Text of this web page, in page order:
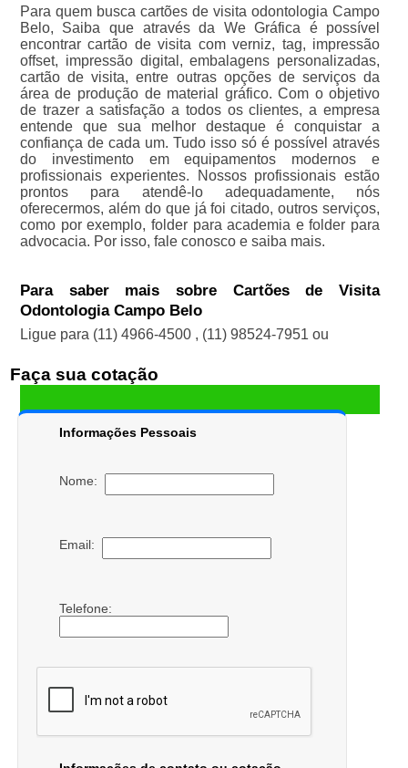
Para quem busca cartões de visita odontologia Campo
Belo, Saiba que através da We Gráfica é possível
encontrar cartão de visita com verniz, tag, impressão
offset, impressão digital, embalagens personalizadas,
cartão de visita, entre outras opções de serviços da
área de produção de material gráfico. Com o objetivo
de trazer a satisfação a todos os clientes, a empresa
entende que sua melhor destaque é conquistar a
confiança de cada um. Tudo isso só é possível através
do investimento em equipamentos modernos e
profissionais experientes. Nossos profissionais estão
prontos para atendê-lo adequadamente, nós
oferecermos, além do que já foi citado, outros serviços,
como por exemplo, folder para academia e folder para
advocacia. Por isso, fale conosco e saiba mais.
Para saber mais sobre Cartões de Visita
Odontologia Campo Belo
Ligue para (11) 4966-4500 , (11) 98524-7951 ou
Faça sua cotação
Informações Pessoais
Nome:
Email:
Telefone: